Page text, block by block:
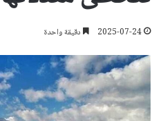
2025-07-24 دقيقة واحدة